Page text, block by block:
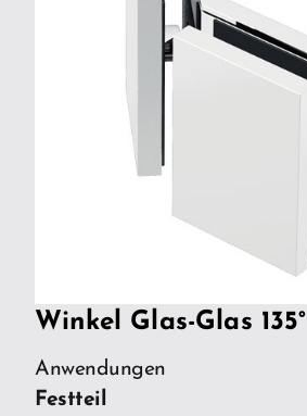
Winkel Glas-Glas 135°
Anwendungen
Festteil